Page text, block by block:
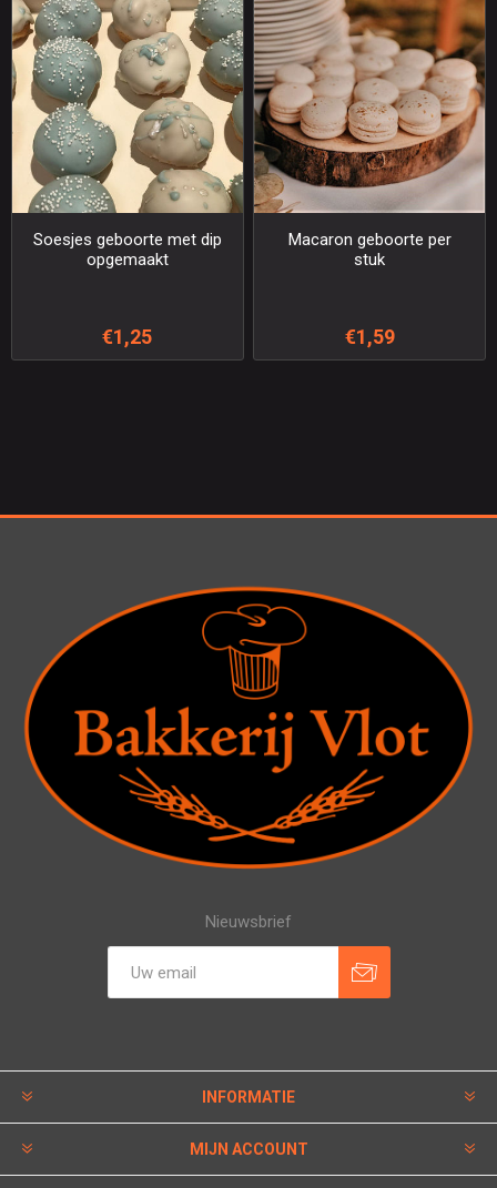
Soesjes geboorte met dip
opgemaakt
€1,25
Macaron geboorte per
stuk
€1,59
Nieuwsbrief
INFORMATIE
MIJN ACCOUNT